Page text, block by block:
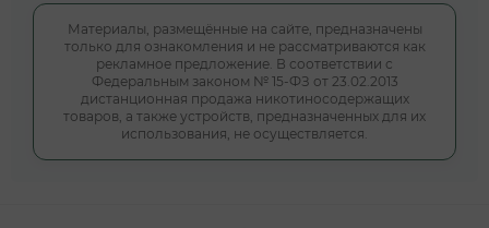
Материалы, размещённые на сайте, предназначены
только для ознакомления и не рассматриваются как
рекламное предложение. В соответствии с
Федеральным законом № 15-ФЗ от 23.02.2013
дистанционная продажа никотиносодержащих
товаров, а также устройств, предназначенных для их
использования, не осуществляется.